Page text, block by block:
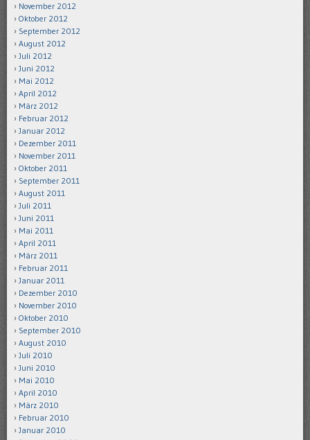
November 2012
Oktober 2012
September 2012
August 2012
Juli 2012
Juni 2012
Mai 2012
April 2012
März 2012
Februar 2012
Januar 2012
Dezember 2011
November 2011
Oktober 2011
September 2011
August 2011
Juli 2011
Juni 2011
Mai 2011
April 2011
März 2011
Februar 2011
Januar 2011
Dezember 2010
November 2010
Oktober 2010
September 2010
August 2010
Juli 2010
Juni 2010
Mai 2010
April 2010
März 2010
Februar 2010
Januar 2010